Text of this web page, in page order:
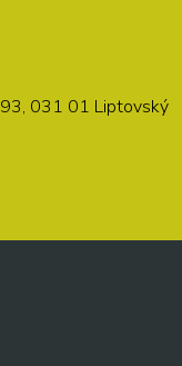
031 01 Liptovský